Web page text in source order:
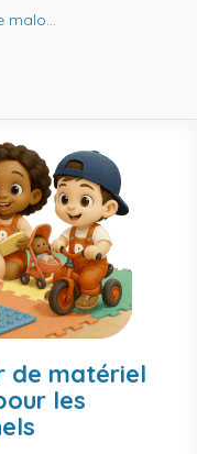
malo...
de matériel
les